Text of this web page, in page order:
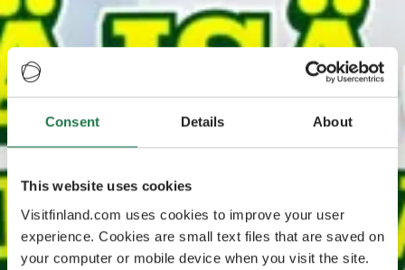
Consent Details About
This website uses cookies
Visitfinland.com uses cookies to improve your user
experience. Cookies are small text files that are saved on
your computer or mobile device when you visit the site.